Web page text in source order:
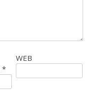
*
WEB